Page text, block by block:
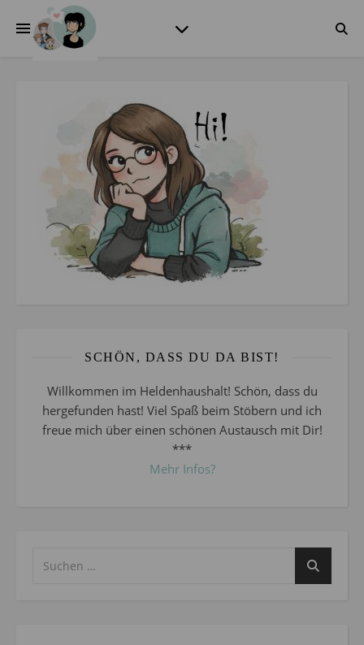
SCHÖN, DASS DU DA BIST!
Willkommen im Heldenhaushalt! Schön, dass du
hergefunden hast! Viel Spaß beim Stöbern und ich
freue mich über einen schönen Austausch mit Dir!
***
Mehr Infos?